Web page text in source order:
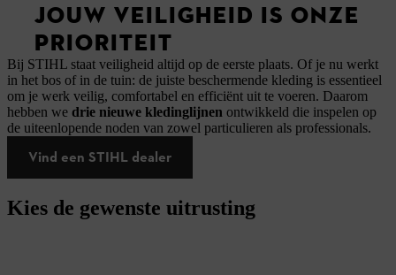
JOUW VEILIGHEID IS ONZE
PRIORITEIT
Bij STIHL staat veiligheid altijd op de eerste plaats. Of je nu werkt
in het bos of in de tuin: de juiste beschermende kleding is essentieel
om je werk veilig, comfortabel en efficiënt uit te voeren. Daarom
hebben we drie nieuwe kledinglijnen ontwikkeld die inspelen op
de uiteenlopende noden van zowel particulieren als professionals.
Vind een STIHL dealer
Kies de gewenste uitrusting